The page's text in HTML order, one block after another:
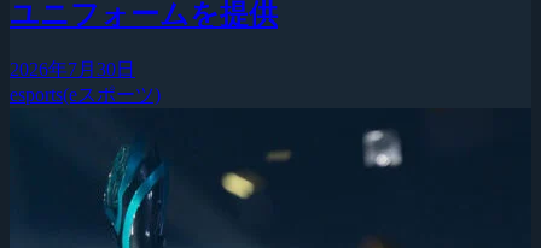
ユニフォームを提供
2026年7月30日
esports(eスポーツ)